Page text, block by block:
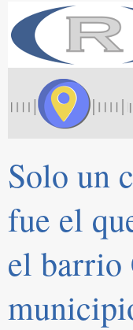
Solo un
fue el
el barrio